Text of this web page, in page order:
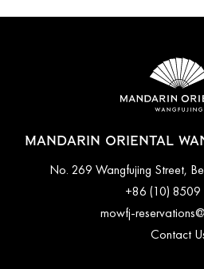
MANDARIN ORIENTAL
No. 269 Wangfujing Street,
+86 (10)
mowfj-
Contact